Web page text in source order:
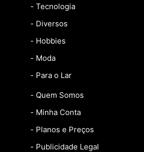
- Tecnologia
- Diversos
- Hobbies
- Moda
- Para o Lar
- Quem Somos
- Minha Conta
- Planos e Preços
- Publicidade Legal